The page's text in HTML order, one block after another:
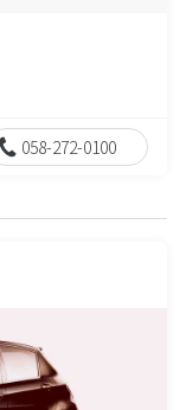
058-272-0100